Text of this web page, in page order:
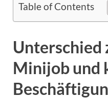
Table of Contents
Unterschied
Minijob und